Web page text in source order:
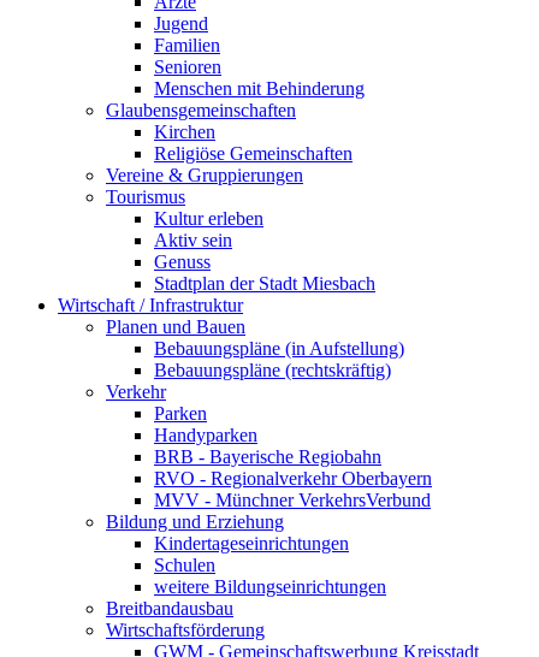
Jugend
Familien
Senioren
Menschen mit Behinderung
Glaubensgemeinschaften
Kirchen
Religiöse Gemeinschaften
Vereine & Gruppierungen
Tourismus
Kultur erleben
Aktiv sein
Genuss
Stadtplan der Stadt Miesbach
Wirtschaft / Infrastruktur
Planen und Bauen
Bebauungspläne (in Aufstellung)
Bebauungspläne (rechtskräftig)
Verkehr
Parken
Handyparken
BRB - Bayerische Regiobahn
RVO - Regionalverkehr Oberbayern
MVV - Münchner VerkehrsVerbund
Bildung und Erziehung
Kindertageseinrichtungen
Schulen
weitere Bildungseinrichtungen
Breitbandausbau
Wirtschaftsförderung
GWM - Gemeinschaftswerbung Kreisstadt